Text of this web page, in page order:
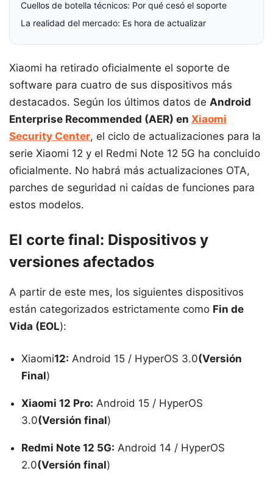
Cuellos de botella técnicos: Por qué cesó el soporte
La realidad del mercado: Es hora de actualizar
Xiaomi ha retirado oficialmente el soporte de
software para cuatro de sus dispositivos más
destacados. Según los últimos datos de Android
Enterprise Recommended (AER) en Xiaomi
Security Center, el ciclo de actualizaciones para la
serie Xiaomi 12 y el Redmi Note 12 5G ha concluido
oficialmente. No habrá más actualizaciones OTA,
parches de seguridad ni caídas de funciones para
estos modelos.
El corte final: Dispositivos y
versiones afectados
A partir de este mes, los siguientes dispositivos
están categorizados estrictamente como Fin de
Vida (EOL):
Xiaomi12: Android 15 / HyperOS 3.0(Versión
Final)
Xiaomi 12 Pro: Android 15 / HyperOS
3.0(Versión final)
Redmi Note 12 5G: Android 14 / HyperOS
2.0(Versión final)